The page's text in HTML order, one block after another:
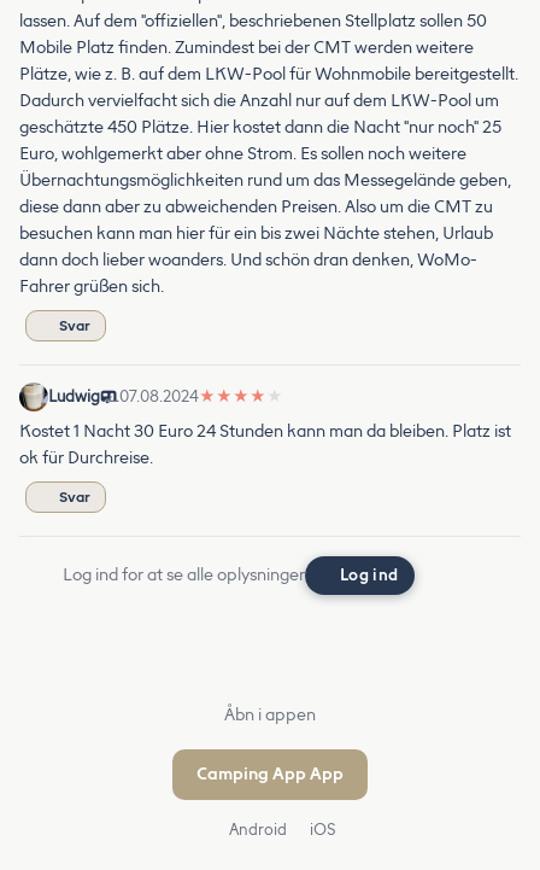
lassen. Auf dem "offiziellen", beschriebenen Stellplatz sollen 50
Mobile Platz finden. Zumindest bei der CMT werden weitere
Plätze, wie z. B. auf dem LKW-Pool für Wohnmobile bereitgestellt.
Dadurch vervielfacht sich die Anzahl nur auf dem LKW-Pool um
geschätzte 450 Plätze. Hier kostet dann die Nacht "nur noch" 25
Euro, wohlgemerkt aber ohne Strom. Es sollen noch weitere
Übernachtungsmöglichkeiten rund um das Messegelände geben,
diese dann aber zu abweichenden Preisen. Also um die CMT zu
besuchen kann man hier für ein bis zwei Nächte stehen, Urlaub
dann doch lieber woanders. Und schön dran denken, WoMo-
Fahrer grüßen sich.
Svar
Ludwig 07.08.2024★ ★ ★ ★ ★
Kostet 1 Nacht 30 Euro 24 Stunden kann man da bleiben. Platz ist
ok für Durchreise.
Svar
Log ind for at se alle oplysninger Log ind
Åbn i appen
Camping App App
Android iOS